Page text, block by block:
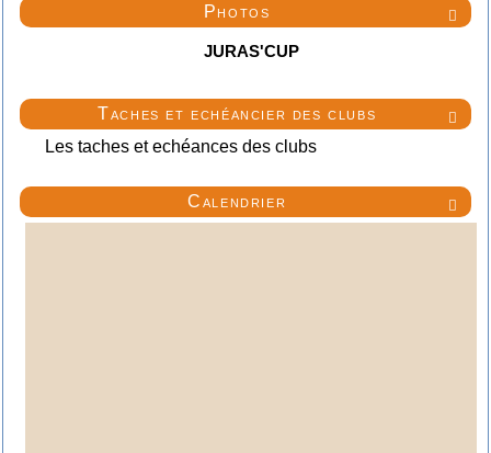

Photos
JURAS'CUP

Taches et echéancier des clubs
Les taches et echéances des clubs

Calendrier